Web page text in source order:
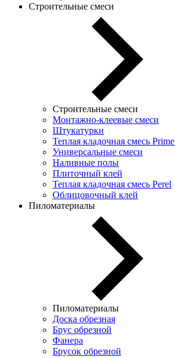
Строительные смеси
Строительные смеси
Монтажно-клеевые смеси
Штукатурки
Теплая кладочная смесь Prime
Универсальные смеси
Наливные полы
Плиточный клей
Теплая кладочная смесь Perel
Облицовочный клей
Пиломатериалы
Пиломатериалы
Доска обрезная
Брус обрезной
Фанера
Брусок обрезной